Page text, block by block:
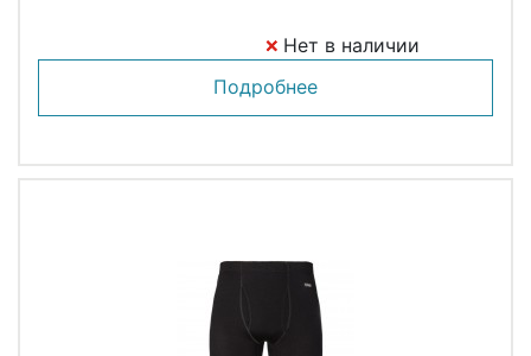
Нет в наличии
Подробнее